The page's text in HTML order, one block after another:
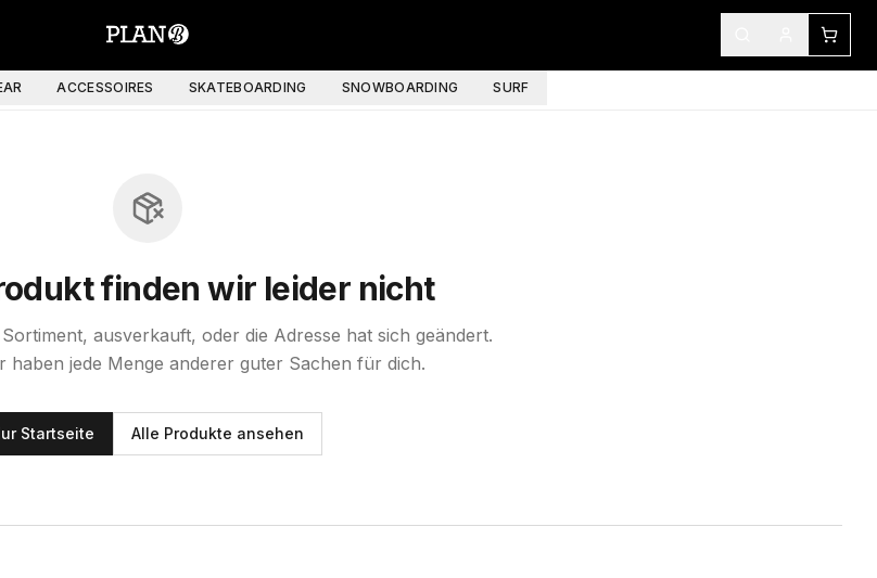
ACCESSOIRES SKATEBOARDING SNOWBOARDING SURF
finden wir leider nicht
ausverkauft, oder die Adresse hat sich geändert.
haben jede Menge anderer guter Sachen für dich.
Startseite Alle Produkte ansehen